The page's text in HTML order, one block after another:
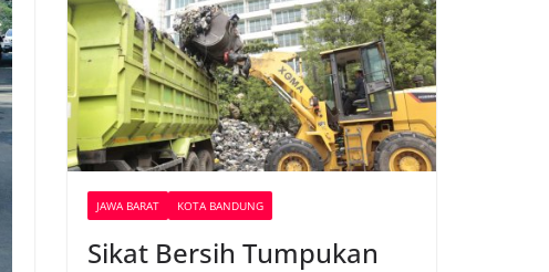
JAWA BARAT KOTA BANDUNG
Sikat Bersih Tumpukan